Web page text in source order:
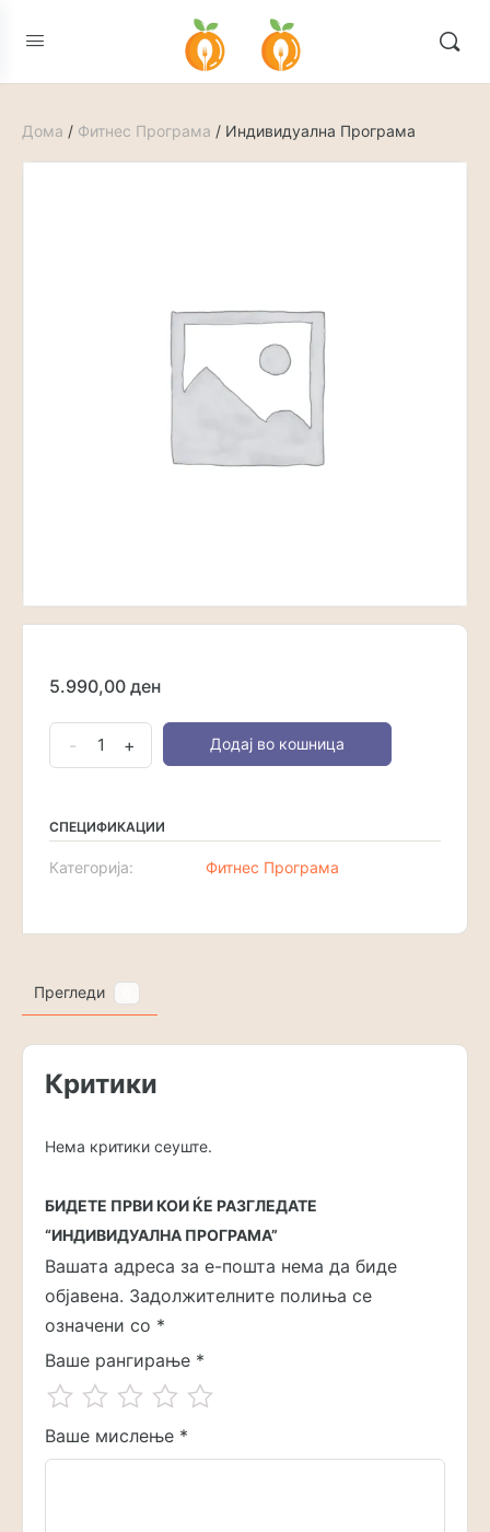
Дома / Фитнес Програма / Индивидуална Програма
5.990,00 ден
Индивидуална
Програма
- + Додај во кошница
СПЕЦИФИКАЦИИ
Категорија: Фитнес Програма
Прегледи
Критики
Нема критики сеуште.
БИДЕТЕ ПРВИ КОИ ЌЕ РАЗГЛЕДАТЕ
“ИНДИВИДУАЛНА ПРОГРАМА”
Вашата адреса за е-пошта нема да биде
објавена. Задолжителните полиња се
означени со *
Ваше рангирање *
Ваше мислење *